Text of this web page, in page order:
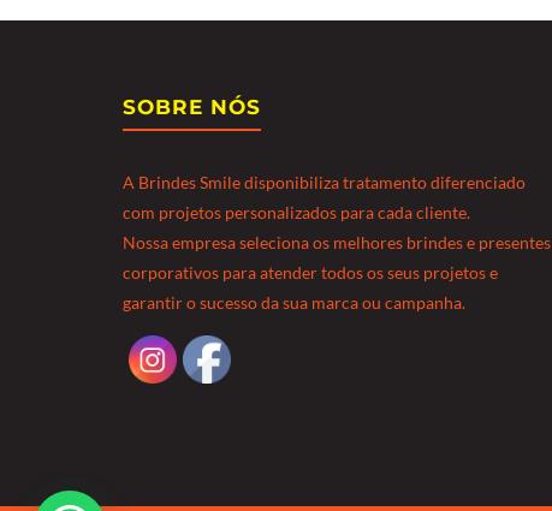
SOBRE NÓS
A Brindes Smile disponibiliza tratamento diferenciado
com projetos personalizados para cada cliente.
Nossa empresa seleciona os melhores brindes e presentes
corporativos para atender todos os seus projetos e
garantir o sucesso da sua marca ou campanha.